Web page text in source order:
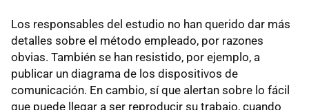
Los responsables del estudio no han querido dar más
detalles sobre el método empleado, por razones
obvias. También se han resistido, por ejemplo, a
publicar un diagrama de los dispositivos de
comunicación. En cambio, sí que alertan sobre lo fácil
que puede llegar a ser reproducir su trabajo, cuando